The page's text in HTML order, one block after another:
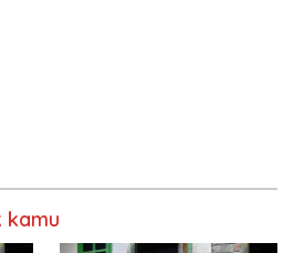
kamu